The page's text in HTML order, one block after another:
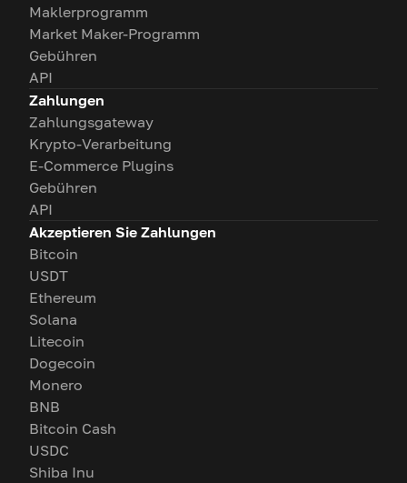
Maklerprogramm
Market Maker-Programm
Gebühren
API
Zahlungen
Zahlungsgateway
Krypto-Verarbeitung
E-Commerce Plugins
Gebühren
API
Akzeptieren Sie Zahlungen
Bitcoin
USDT
Ethereum
Solana
Litecoin
Dogecoin
Monero
BNB
Bitcoin Cash
USDC
Shiba Inu